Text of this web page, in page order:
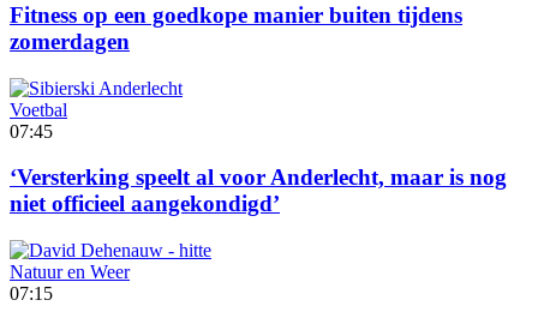
Fitness op een goedkope manier buiten tijdens
zomerdagen
Voetbal
07:45
‘Versterking speelt al voor Anderlecht, maar is nog
niet officieel aangekondigd’
Natuur en Weer
07:15